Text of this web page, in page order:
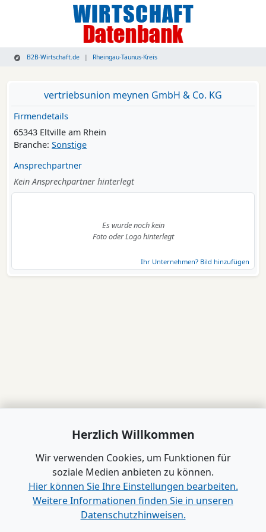
B2B-Wirtschaft.de Rheingau-Taunus-Kreis
vertriebsunion meynen GmbH & Co. KG
Firmendetails
65343 Eltville am Rhein
Branche: Sonstige
Ansprechpartner
Kein Ansprechpartner hinterlegt
Es wurde noch kein
Foto oder Logo hinterlegt
Ihr Unternehmen? Bild hinzufügen
Herzlich Willkommen
Wir verwenden Cookies, um Funktionen für
soziale Medien anbieten zu können.
Hier können Sie Ihre Einstellungen bearbeiten.
Weitere Informationen finden Sie in unseren
Datenschutzhinweisen.